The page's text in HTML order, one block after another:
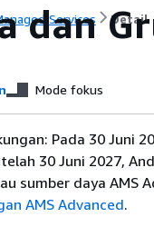
Services Detail
dan
Mode fokus
Pada 30 Juni
30 Juni 2027,
sumber daya AMS
AMS Advanced.